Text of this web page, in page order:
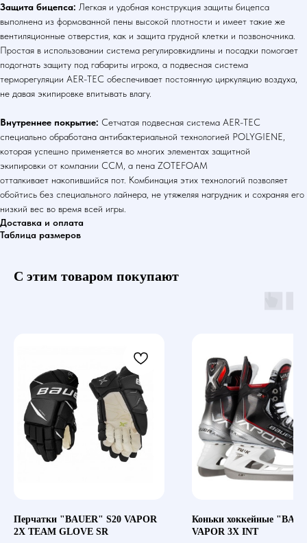
Защита бицепса: Легкая и удобная конструкция защиты бицепса
выполнена из формованной пены высокой плотности и имеет такие же
вентиляционные отверстия, как и защита грудной клетки и позвоночника.
Простая в использовании система регулировкидлины и посадки помогает
подогнать защиту под габариты игрока, а подвесная система
терморегуляции AER-TEC обеспечивает постоянную циркуляцию воздуха,
не давая экипировке впитывать влагу.
Внутреннее покрытие: Сетчатая подвесная система AER-TEC
специально обработана антибактериальной технологией POLYGIENE,
которая успешно применяется во многих элементах защитной
экипировки от компании CCM, а пена ZOTEFOAM
отталкивает накопившийся пот. Комбинация этих технологий позволяет
обойтись без специального лайнера, не утяжеляя нагрудник и сохраняя его
низкий вес во время всей игры.
Доставка и оплата
Таблица размеров
С этим товаром покупают
Перчатки "BAUER" S20 VAPOR
2X TEAM GLOVE SR
Коньки хоккейные
VAPOR 3X INT